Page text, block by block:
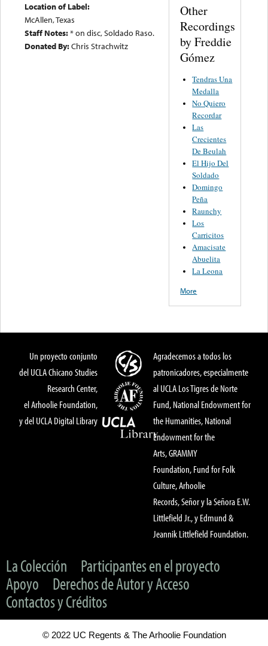
Location of Label:
McAllen, Texas
Staff Notes:* on disc, Soldado Raso.
Donated By:Chris Strachwitz
Other
Recordings
by Freddie
Gómez
Tendras Una
Medalla
No Quiero
Recordar
Las
Crecientes
De Beulah
El Hijo Del
Soldado
Domingo
Peña
Raunchy
Los
Carricitos
Amacisate
Abuelita
La Leona
More
Un proyecto conjunto
del UCLA Chicano Studies
Research Center,
el Arhoolie Foundation,
y del UCLA Digital Library
Agradecemos a todos los
patronicadores, especialmente
al UCLA Los Tigres de Norte
Fund, National Endowment for
the Humanities, National
Endowment for the
Arts, GRAMMY
Foundation, Fund for Folk
Culture, Arhoolie
Records, Señor y la Señora E.W.
Littlefield Jr., y Edmund &
Jeannik Littlefield Foundation.
La Colección
Participantes en el proyecto
Apoyo
Derechos de Autor y Acceso
Contactos y Créditos
© 2022 UC Regents & The Arhoolie Foundation